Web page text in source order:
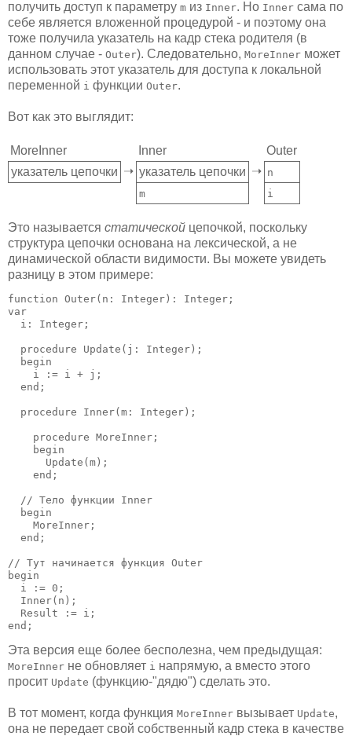
получить доступ к параметру m из Inner. Но Inner сама по
себе является вложенной процедурой - и поэтому она
тоже получила указатель на кадр стека родителя (в
данном случае - Outer). Следовательно, MoreInner может
использовать этот указатель для доступа к локальной
переменной i функции Outer.
Вот как это выглядит:
MoreInner Inner
Outer
указатель цепочки ➝ указатель цепочки ➝ n
m
i
Это называется статической цепочкой, поскольку
структура цепочки основана на лексической, а не
динамической области видимости. Вы можете увидеть
разницу в этом примере:
function Outer(n: Integer): Integer;
var
  i: Integer;
  procedure Update(j: Integer);
  begin
    i := i + j;
  end;
  procedure Inner(m: Integer);
    procedure MoreInner;
    begin
      Update(m);
    end;
  // Тело функции Inner
  begin
    MoreInner;
  end;
// Тут начинается функция Outer
begin
  i := 0;
  Inner(n);
  Result := i;
end;
Эта версия еще более бесполезна, чем предыдущая:
MoreInner не обновляет i напрямую, а вместо этого
просит Update (функцию-"дядю") сделать это.
В тот момент, когда функция MoreInner вызывает Update,
она не передает свой собственный кадр стека в качестве